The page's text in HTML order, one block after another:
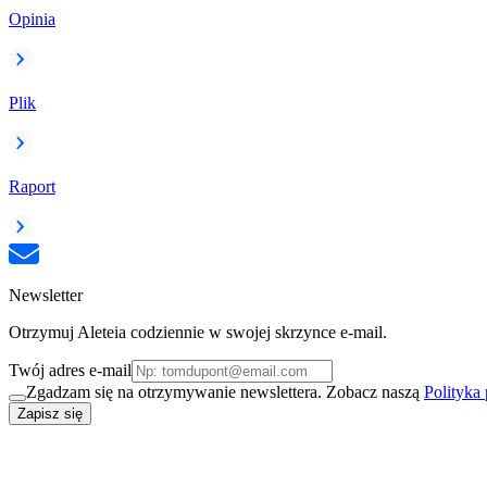
Opinia
Plik
Raport
Newsletter
Otrzymuj Aleteia codziennie w swojej skrzynce e-mail.
Twój adres e-mail
Zgadzam się na otrzymywanie newslettera. Zobacz naszą Polityka
Zapisz się